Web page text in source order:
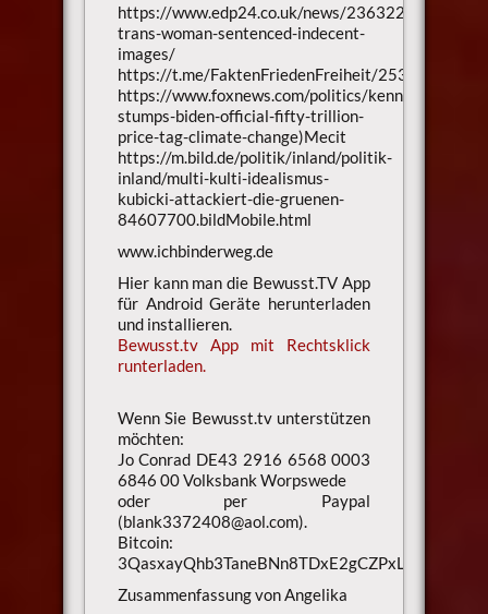
https://www.edp24.co.uk/news/
trans-woman-sentenced-indecent-
images/
https://t.me/FaktenFriedenFreiheit/25326
https://www.foxnews.com/politics/kennedy-
stumps-biden-official-fifty-trillion-
price-tag-climate-change)Mecit
https://m.bild.de/politik/inland/politik-
inland/multi-kulti-idealismus-
kubicki-attackiert-die-gruenen-
84607700.bildMobile.html
www.ichbinderweg.de
Hier kann man die Bewusst.TV App
für Android Geräte herunterladen
und installieren.
Bewusst.tv App mit Rechtsklick
runterladen.
Wenn Sie Bewusst.tv unterstützen
möchten:
Jo Conrad DE43 2916 6568 0003
6846 00 Volksbank Worpswede
oder per Paypal
(blank3372408@aol.com).
Bitcoin:
3QasxayQhb3TaneBNn8TDxE2gCZPxLaXsU
Zusammenfassung von Angelika